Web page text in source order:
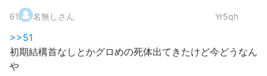
61. 名無しさん Yr5qh
>>51
初期結構首なしとかグロめの死体出てきたけど今どうなん
や